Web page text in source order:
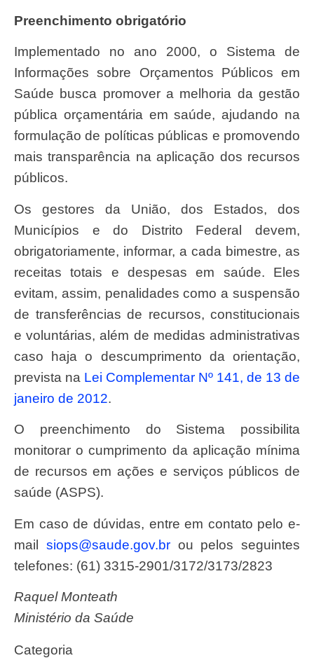
Preenchimento obrigatório
Implementado no ano 2000, o Sistema de
Informações sobre Orçamentos Públicos em
Saúde busca promover a melhoria da gestão
pública orçamentária em saúde, ajudando na
formulação de políticas públicas e promovendo
mais transparência na aplicação dos recursos
públicos.
Os gestores da União, dos Estados, dos
Municípios e do Distrito Federal devem,
obrigatoriamente, informar, a cada bimestre, as
receitas totais e despesas em saúde. Eles
evitam, assim, penalidades como a suspensão
de transferências de recursos, constitucionais
e voluntárias, além de medidas administrativas
caso haja o descumprimento da orientação,
prevista na Lei Complementar Nº 141, de 13 de
janeiro de 2012.
O preenchimento do Sistema possibilita
monitorar o cumprimento da aplicação mínima
de recursos em ações e serviços públicos de
saúde (ASPS).
Em caso de dúvidas, entre em contato pelo e-
mail siops@saude.gov.brou pelos seguintes
telefones: (61) 3315-2901/3172/3173/2823
Raquel Monteath
Ministério da Saúde
Categoria